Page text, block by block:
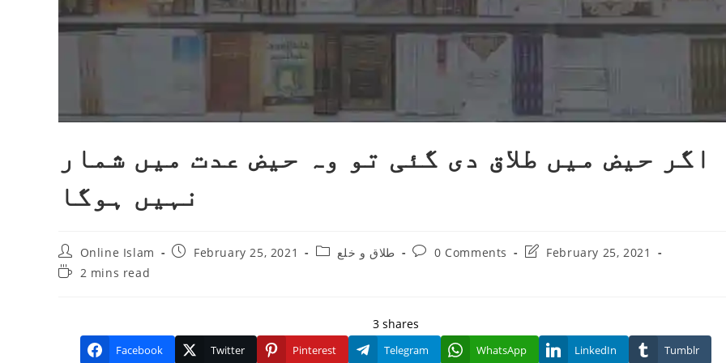
اگر حیض میں طلاق دی گئی تو وہ حیض عدت میں شمار
نہیں ہوگا
Post
author:
Online Islam
PostFebruary 25, 2021
Postطلاق و خلع
Post0 Comments
PostFebruary 25, 2021
Reading2 mins read
3 shares
Facebook Twitter Pinterest Telegram WhatsApp LinkedIn Tumblr